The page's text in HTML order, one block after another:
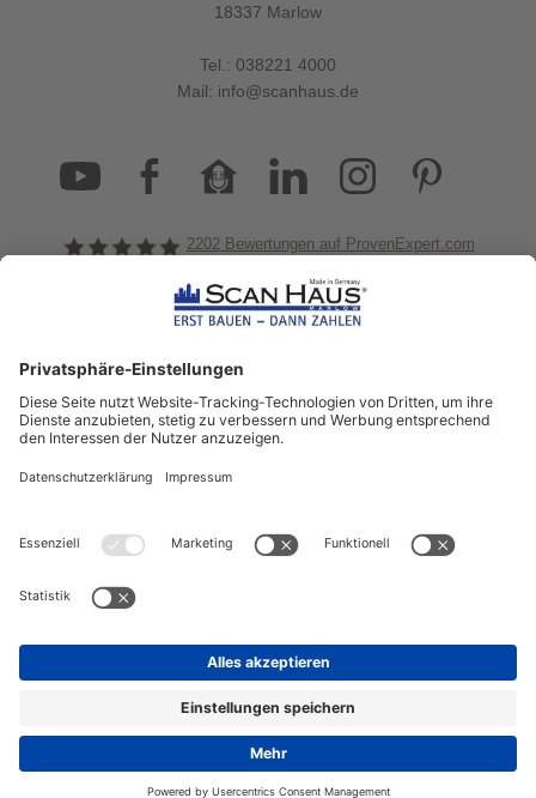
18337 Marlow
Tel.: 038221 4000
Mail: info@scanhaus.de
ScanHaus Marlow
2202 Bewertungen auf ProvenExpert.com
informiert!
Aktuelle News rund um ScanHaus &
das Thema Hausbau
Sofort informiert über neue Artikel
ZUM NEWSLETTER ANMELDEN